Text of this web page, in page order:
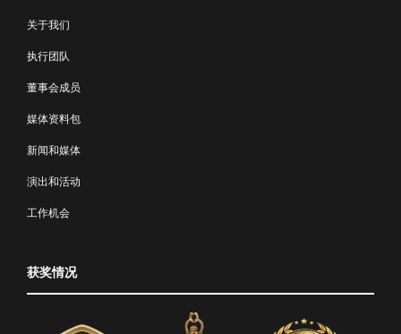
关于我们
执行团队
董事会成员
媒体资料包
新闻和媒体
演出和活动
工作机会
获奖情况